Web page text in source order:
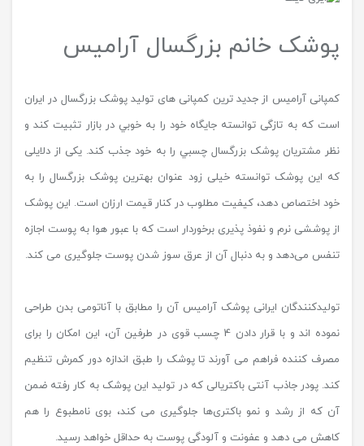
پوشک خانم بزرگسال آرامیس
کمپانی آرامیس از جدید ترین کمپانی های تولید پوشک بزرگسال در ایران
است که به تازگی توانسته جايگاه خود را به خوبي در بازار تثبيت کند و
نظر مشتريان پوشک بزرگسال چسبي را به خود جذب کند. یکی از دلایلی
که این پوشک توانسته خیلی زود عنوان بهترین پوشک بزرگسال را به
خود اختصاص دهد، کیفیت مطلوب در کنار قیمت ارزان است. این پوشک
از پوششی نرم و نفوذ پذیری برخوردار است که با عبور هوا به پوست اجازه
تنفس می‌دهد و به دنبال آن از عرق سوز شدن پوست جلوگیری می کند.
تولیدکنندگان ایرانی پوشک آرامیس آن را مطابق با آناتومی بدن طراحی
نموده اند و با قرار دادن 4 چسب قوی در طرفین آن، این امکان را برای
مصرف کننده فراهم می آورند تا پوشک را طبق اندازه دور کمرش تنظیم
کند. پودر جاذب آنتی باکتریالی که در تولید این پوشک به کار رفته ضمن
آن که از رشد و نمو باکتری‌ها جلوگیری می کند، بوی نامطبوع را هم
کاهش می دهد و عفونت و آلودگی پوست به حداقل خواهد رسید.